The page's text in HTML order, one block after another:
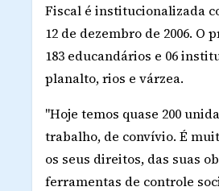
Fiscal é institucionalizada
12 de dezembro de 2006.
183 educandários e 06
planalto, rios e várzea.
"Hoje temos quase 200
trabalho, de convívio. É
os seus direitos, das suas
ferramentas de controle